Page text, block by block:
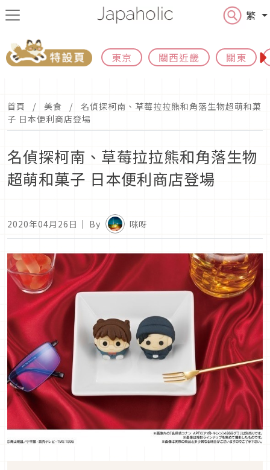
繁
東京 關西近畿 關東
首頁 美食
名偵探柯南、草莓拉拉熊和角落生物超萌和菓
子 日本便利商店登場
名偵探柯南、草莓拉拉熊和角落生物
超萌和菓子 日本便利商店登場
2020年04月26日 ｜ By 咪呀